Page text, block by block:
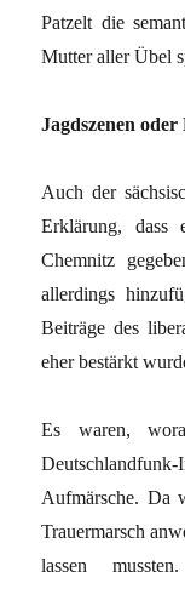
Patzelt die
Mutter aller Übel
Jagdszenen
Auch der
Erklärung, dass
Chemnitz
allerdings
Beiträge des
eher bestärkt
Es waren,
Aufmärsche. Da
Trauermarsch
lassen